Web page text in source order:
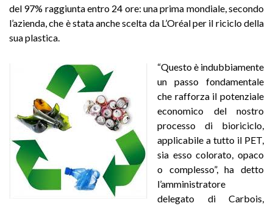
del 97% raggiunta entro 24 ore: una prima mondiale, secondo
l’azienda, che è stata anche scelta da L’Oréal per il riciclo della
sua plastica.
“Questo è indubbiamente
un passo fondamentale
che rafforza il potenziale
economico del nostro
processo di bioriciclo,
applicabile a tutto il PET,
sia esso colorato, opaco
o complesso”, ha detto
l’amministratore
delegato di Carbois,